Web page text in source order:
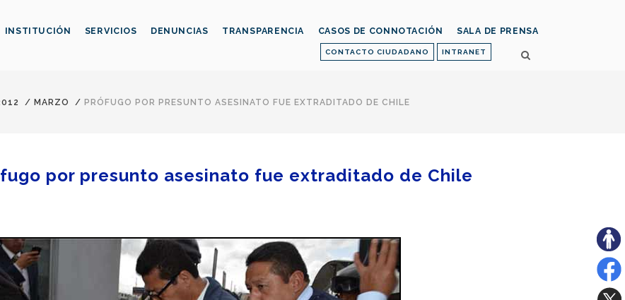
CONTACTO CIUDADANO INTRANET
INSTITUCIÓN SERVICIOS DENUNCIAS TRANSPARENCIA CASOS DE CONNOTACIÓN SALA DE PRENSA
/ MARZO / PRÓFUGO POR PRESUNTO ASESINATO FUE EXTRADITADO DE CHILE
por presunto asesinato fue extraditado de Chile